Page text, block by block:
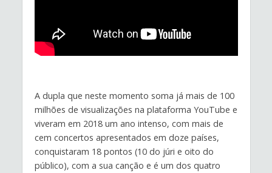
A dupla que neste momento soma já mais de 100
milhões de visualizações na plataforma YouTube e
viveram em 2018 um ano intenso, com mais de
cem concertos apresentados em doze países,
conquistaram 18 pontos (10 do júri e oito do
público), com a sua canção e é um dos quatro